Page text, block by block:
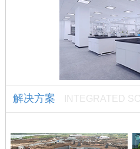
解决方案 INTEGRATED